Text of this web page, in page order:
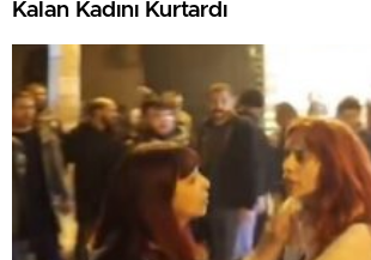
Kalan Kadını Kurtardı